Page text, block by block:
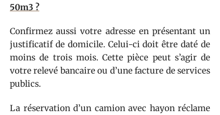
50m3 ?
Confirmez aussi votre adresse en présentant un
justificatif de domicile. Celui-ci doit être daté de
moins de trois mois. Cette pièce peut s’agir de
votre relevé bancaire ou d’une facture de services
publics.
La réservation d’un camion avec hayon réclame